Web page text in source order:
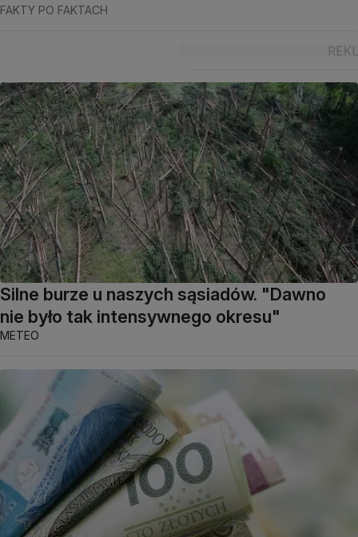
FAKTY PO FAKTACH
Silne burze u naszych sąsiadów. "Dawno
nie było tak intensywnego okresu"
METEO